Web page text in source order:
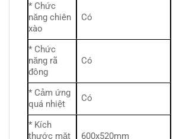
* Chức
năng chiên
xào
Có
* Chức
năng rã
đông
Có
* Cảm ứng
quá nhiệt
Có
* Kích
thước mặt
600x520mm